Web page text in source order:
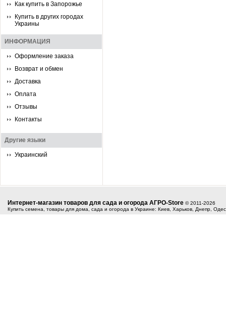
Как купить в Запорожье
Купить в других городах
Украины
ИНФОРМАЦИЯ
Оформление заказа
Возврат и обмен
Доставка
Оплата
Отзывы
Контакты
Другие языки
Украинский
Интернет-магазин товаров для сада и огорода АГРО-Store © 2011-2026
Купить семена, товары для дома, сада и огорода в Украине: Киев, Харьков, Днепр,